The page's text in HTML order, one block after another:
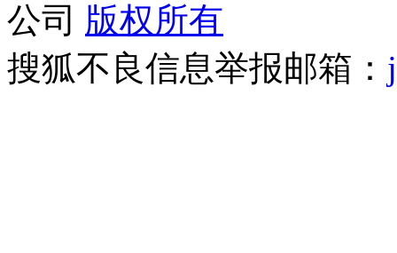
公司 版权所有
搜狐不良信息举报邮箱：